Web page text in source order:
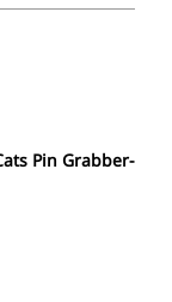
Pin Grabber-